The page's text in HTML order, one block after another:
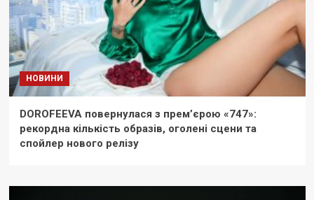
НОВИНИ
DOROFEEVA повернулася з прем’єрою «747»:
рекордна кількість образів, оголені сцени та
спойлер нового релізу